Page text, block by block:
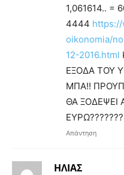
1,061614.. =
4444
oikonomia/
12-2016.html
ΕΞΟΔΑ ΤΟΥ
ΜΠΑ!!
ΘΑ ΞΟΔΕΨΕΙ
ΕΥΡΩ???????
Απάντηση
ΗΛΙΑΣ